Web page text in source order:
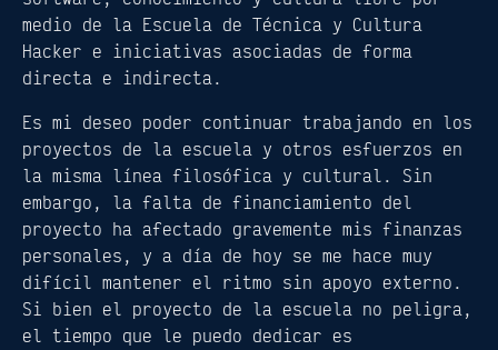
medio de la Escuela de Técnica y Cultura
Hacker e iniciativas asociadas de forma
directa e indirecta.
Es mi deseo poder continuar trabajando en los
proyectos de la escuela y otros esfuerzos en
la misma línea filosófica y cultural. Sin
embargo, la falta de financiamiento del
proyecto ha afectado gravemente mis finanzas
personales, y a día de hoy se me hace muy
difícil mantener el ritmo sin apoyo externo.
Si bien el proyecto de la escuela no peligra,
el tiempo que le puedo dedicar es